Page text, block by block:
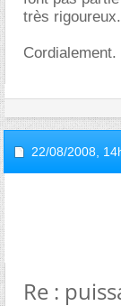
très rigoureux.
Cordialement.
22/08/2008,
Re :